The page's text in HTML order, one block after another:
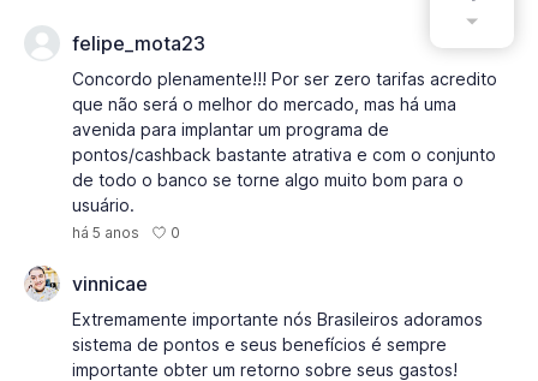
felipe_mota23
Concordo plenamente!!! Por ser zero tarifas acredito
que não será o melhor do mercado, mas há uma
avenida para implantar um programa de
pontos/cashback bastante atrativa e com o conjunto
de todo o banco se torne algo muito bom para o
usuário.
há 5 anos 0
vinnicae
Extremamente importante nós Brasileiros adoramos
sistema de pontos e seus benefícios é sempre
importante obter um retorno sobre seus gastos!